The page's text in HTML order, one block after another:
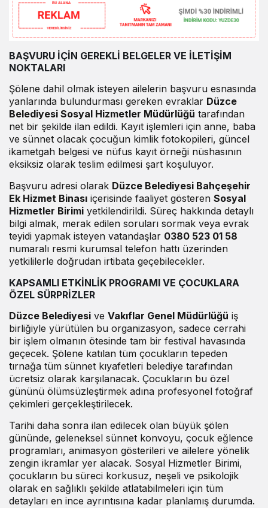
BAŞVURU İÇİN GEREKLİ BELGELER VE İLETİŞİM
NOKTALARI
Şölene dahil olmak isteyen ailelerin başvuru esnasında
yanlarında bulundurması gereken evraklar Düzce
Belediyesi Sosyal Hizmetler Müdürlüğü tarafından
net bir şekilde ilan edildi. Kayıt işlemleri için anne, baba
ve sünnet olacak çocuğun kimlik fotokopileri, güncel
ikametgah belgesi ve nüfus kayıt örneği nüshasının
eksiksiz olarak teslim edilmesi şart koşuluyor.
Başvuru adresi olarak Düzce Belediyesi Bahçeşehir
Ek Hizmet Binası içerisinde faaliyet gösteren Sosyal
Hizmetler Birimi yetkilendirildi. Süreç hakkında detaylı
bilgi almak, merak edilen soruları sormak veya evrak
teyidi yapmak isteyen vatandaşlar 0380 523 01 58
numaralı resmi kurumsal telefon hattı üzerinden
yetkililerle doğrudan irtibata geçebilecekler.
KAPSAMLI ETKİNLİK PROGRAMI VE ÇOCUKLARA
ÖZEL SÜRPRİZLER
Düzce Belediyesi ve Vakıflar Genel Müdürlüğü iş
birliğiyle yürütülen bu organizasyon, sadece cerrahi
bir işlem olmanın ötesinde tam bir festival havasında
geçecek. Şölene katılan tüm çocukların tepeden
tırnağa tüm sünnet kıyafetleri belediye tarafından
ücretsiz olarak karşılanacak. Çocukların bu özel
gününü ölümsüzleştirmek adına profesyonel fotoğraf
çekimleri gerçekleştirilecek.
Tarihi daha sonra ilan edilecek olan büyük şölen
gününde, geleneksel sünnet konvoyu, çocuk eğlence
programları, animasyon gösterileri ve ailelere yönelik
zengin ikramlar yer alacak. Sosyal Hizmetler Birimi,
çocukların bu süreci korkusuz, neşeli ve psikolojik
olarak en sağlıklı şekilde atlatabilmeleri için tüm
detayları en ince ayrıntısına kadar planlamış durumda.